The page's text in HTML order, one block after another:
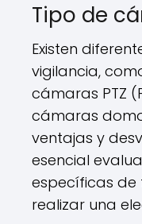
Tipo de
Existen
vigilancia,
cámaras PTZ
cámaras
ventajas y
esencial
específicas
realizar una